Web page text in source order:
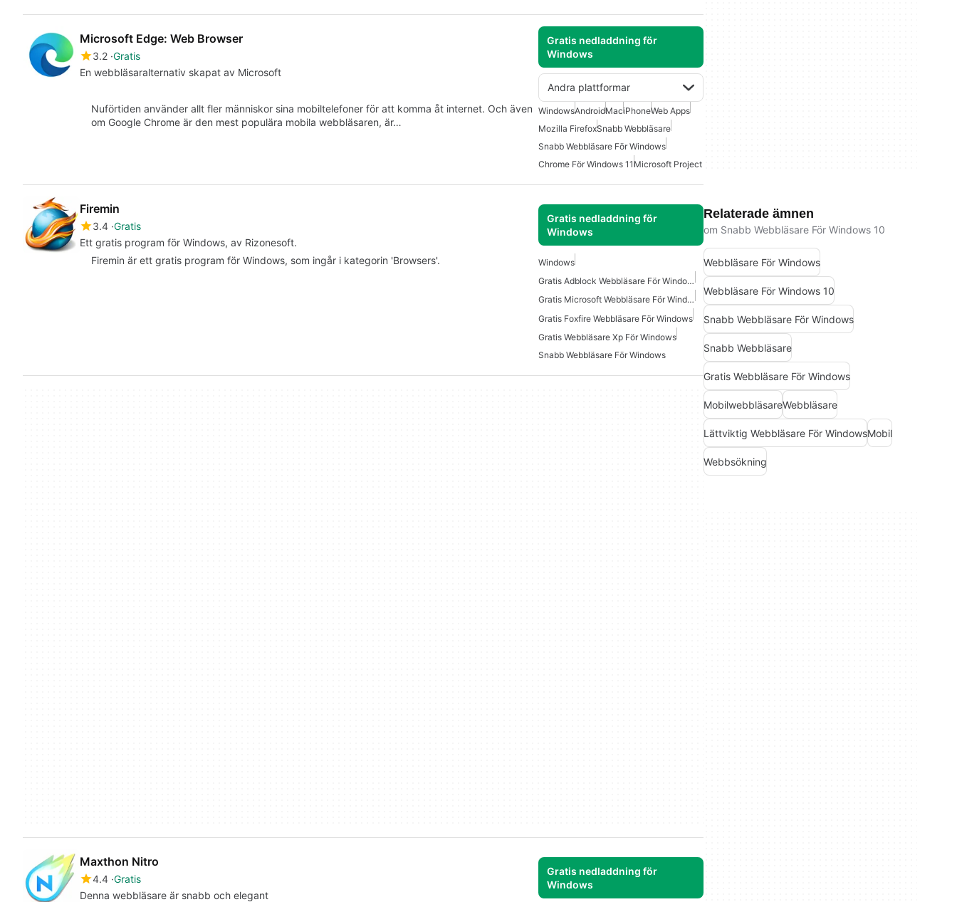
Microsoft Edge: Web Browser
3.2 Gratis
En webbläsaralternativ skapat av Microsoft
Gratis nedladdning för
Windows
Andra plattformar
Nuförtiden använder allt fler människor sina mobiltelefoner för att komma åt internet. Och även
om Google Chrome är den mest populära mobila webbläsaren, är…
WindowsAndroidMaciPhoneWeb Apps
Mozilla FirefoxSnabb Webbläsare
Snabb Webbläsare För Windows
Chrome För Windows 11Microsoft Project
Firemin
3.4 Gratis
Ett gratis program för Windows, av Rizonesoft.
Gratis nedladdning för
Windows
Firemin är ett gratis program för Windows, som ingår i kategorin 'Browsers'.
Windows
Gratis Adblock Webbläsare För Windows
Gratis Microsoft Webbläsare För Windows
Gratis Foxfire Webbläsare För Windows
Gratis Webbläsare Xp För Windows
Snabb Webbläsare För Windows
Maxthon Nitro
4.4 Gratis
Denna webbläsare är snabb och elegant
Gratis nedladdning för
Windows
Relaterade ämnen
om Snabb Webbläsare För Windows 10
Webbläsare För Windows
Webbläsare För Windows 10
Snabb Webbläsare För Windows
Snabb Webbläsare
Gratis Webbläsare För Windows
MobilwebbläsareWebbläsare
Lättviktig Webbläsare För WindowsMobil
Webbsökning